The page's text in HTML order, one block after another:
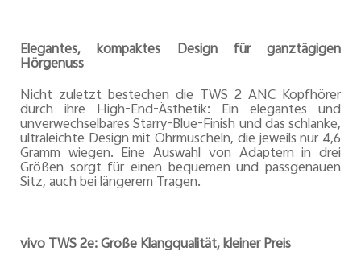
Elegantes, kompaktes Design für ganztägigen
Hörgenuss
Nicht zuletzt bestechen die TWS 2 ANC Kopfhörer
durch ihre High-End-Ästhetik: Ein elegantes und
unverwechselbares Starry-Blue-Finish und das schlanke,
ultraleichte Design mit Ohrmuscheln, die jeweils nur 4,6
Gramm wiegen. Eine Auswahl von Adaptern in drei
Größen sorgt für einen bequemen und passgenauen
Sitz, auch bei längerem Tragen.
vivo TWS 2e: Große Klangqualität, kleiner Preis